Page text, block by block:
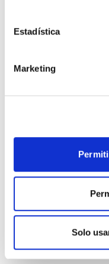
Estadística
Marketing
Solo